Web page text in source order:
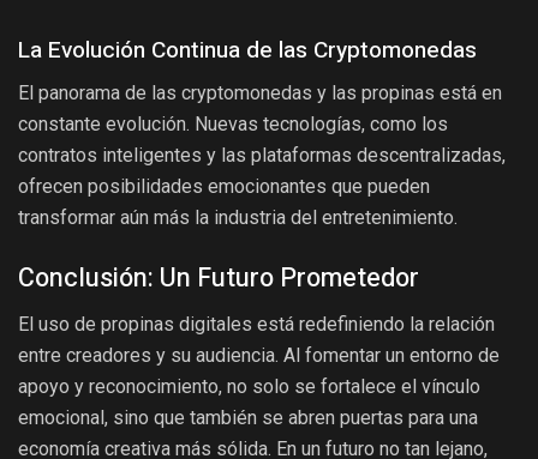
La Evolución Continua de las Cryptomonedas
El panorama de las cryptomonedas y las propinas está en
constante evolución. Nuevas tecnologías, como los
contratos inteligentes y las plataformas descentralizadas,
ofrecen posibilidades emocionantes que pueden
transformar aún más la industria del entretenimiento.
Conclusión: Un Futuro Prometedor
El uso de propinas digitales está redefiniendo la relación
entre creadores y su audiencia. Al fomentar un entorno de
apoyo y reconocimiento, no solo se fortalece el vínculo
emocional, sino que también se abren puertas para una
economía creativa más sólida. En un futuro no tan lejano,